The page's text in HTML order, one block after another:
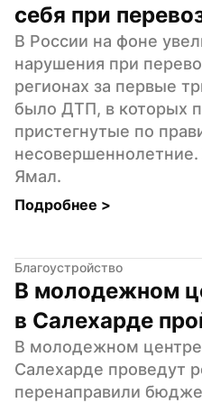
себя при
В России на фоне
нарушения при
регионах за первые
было ДТП, в которых
пристегнутые по
Ямал.
Подробнее >
Благоустройство
В молодежном
в Салехарде
В молодежном
Салехарде проведут
перенаправили